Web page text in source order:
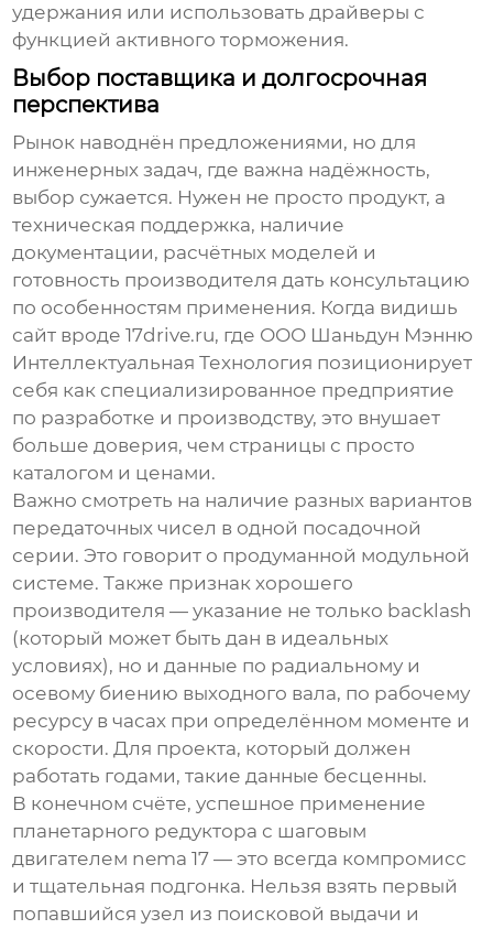
удержания или использовать драйверы с
функцией активного торможения.
Выбор поставщика и долгосрочная
перспектива
Рынок наводнён предложениями, но для
инженерных задач, где важна надёжность,
выбор сужается. Нужен не просто продукт, а
техническая поддержка, наличие
документации, расчётных моделей и
готовность производителя дать консультацию
по особенностям применения. Когда видишь
сайт вроде17drive.ru, где ООО Шаньдун Мэнню
Интеллектуальная Технология позиционирует
себя как специализированное предприятие
по разработке и производству, это внушает
больше доверия, чем страницы с просто
каталогом и ценами.
Важно смотреть на наличие разных вариантов
передаточных чисел в одной посадочной
серии. Это говорит о продуманной модульной
системе. Также признак хорошего
производителя — указание не только backlash
(который может быть дан в идеальных
условиях), но и данные по радиальному и
осевому биению выходного вала, по рабочему
ресурсу в часах при определённом моменте и
скорости. Для проекта, который должен
работать годами, такие данные бесценны.
В конечном счёте, успешное применение
планетарного редуктора с шаговым
двигателем nema 17 — это всегда компромисс
и тщательная подгонка. Нельзя взять первый
попавшийся узел из поисковой выдачи и